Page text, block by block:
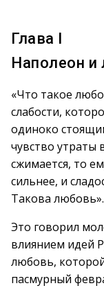
Глава I
Наполеон и
«Что такое
слабости,
одиноко
чувство утраты
сжимается, то
сильнее, и
Такова любовь».
Это говорил
влиянием идей
любовь,
пасмурный